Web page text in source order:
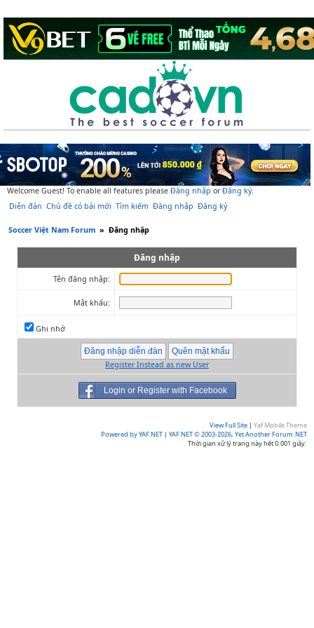
Welcome Guest! To enable all features please Đăng nhập orĐăng ký.
Diễn đàn Chủ đề có bài mới Tìm kiếm Đăng nhập Đăng ký
Soccer Việt Nam Forum » Đăng nhập
Đăng nhập
Tên đăng nhập:
Mật khẩu:
Ghi nhớ
Register Instead as new User
Login or Register with Facebook
View Full Site | Yaf Mobile Theme
Powered by YAF.NET | YAF.NET © 2003-2026, Yet Another Forum.NET
Thời gian xử lý trang này hết 0.001 giây.